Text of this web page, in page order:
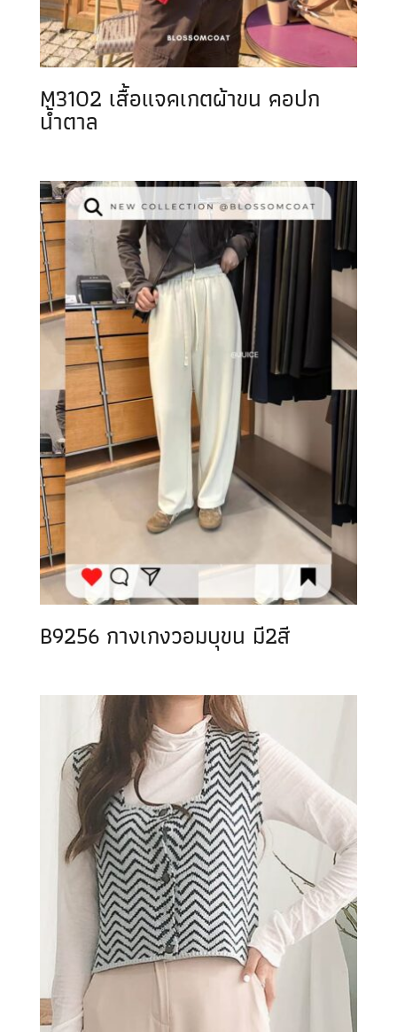
M3102 เสื้อแจคเกตผ้าขน คอปก
น้ำตาล
B9256 กางเกงวอมบุขน มี2สี